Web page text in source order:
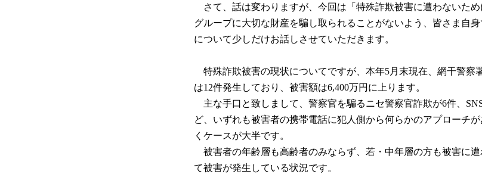
さて、話は変わりますが、今回は「特殊詐欺被害に遭わないた
グループに大切な財産を騙し取られることがないよう、皆さま自
について少しだけお話しさせていただきます。
特殊詐欺被害の現状についてですが、本年5月末現在、網干警察
は12件発生しており、被害額は6,400万円に上ります。
主な手口と致しまして、警察官を騙るニセ警察官詐欺が6件、
ど、いずれも被害者の携帯電話に犯人側から何らかのアプローチ
くケースが大半です。
被害者の年齢層も高齢者のみならず、若・中年層の方も被害に
て被害が発生している状況です。